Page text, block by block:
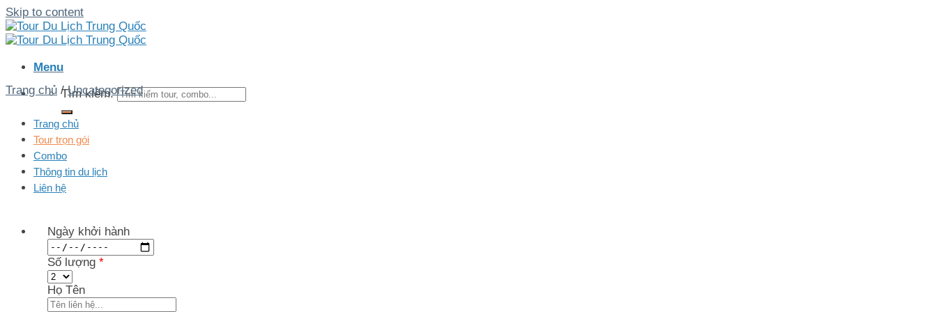
Skip to content
Menu
Tìm kiếm:
Trang chủ
Tour trọn gói
Combo
Thông tin du lịch
Liên hệ
Ngày khởi hành
Số lượng *
Họ Tên
Trang chủ / Uncategorized